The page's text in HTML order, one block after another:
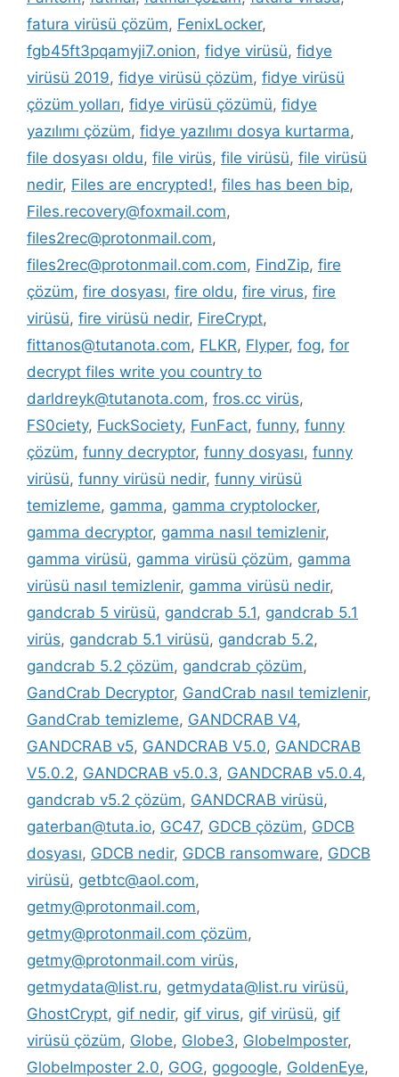
fatura virüsü çözüm, FenixLocker,
fgb45ft3pqamyji7.onion, fidye virüsü, fidye
virüsü 2019, fidye virüsü çözüm, fidye virüsü
çözüm yolları, fidye virüsü çözümü, fidye
yazılımı çözüm, fidye yazılımı dosya kurtarma,
file dosyası oldu, file virüs, file virüsü, file virüsü
nedir, Files are encrypted!, files has been bip,
Files.recovery@foxmail.com,
files2rec@protonmail.com,
files2rec@protonmail.com.com, FindZip, fire
çözüm, fire dosyası, fire oldu, fire virus, fire
virüsü, fire virüsü nedir, FireCrypt,
fittanos@tutanota.com, FLKR, Flyper, fog, for
decrypt files write you country to
darldreyk@tutanota.com, fros.cc virüs,
FS0ciety, FuckSociety, FunFact, funny, funny
çözüm, funny decryptor, funny dosyası, funny
virüsü, funny virüsü nedir, funny virüsü
temizleme, gamma, gamma cryptolocker,
gamma decryptor, gamma nasıl temizlenir,
gamma virüsü, gamma virüsü çözüm, gamma
virüsü nasıl temizlenir, gamma virüsü nedir,
gandcrab 5 virüsü, gandcrab 5.1, gandcrab 5.1
virüs, gandcrab 5.1 virüsü, gandcrab 5.2,
gandcrab 5.2 çözüm, gandcrab çözüm,
GandCrab Decryptor, GandCrab nasıl temizlenir,
GandCrab temizleme, GANDCRAB V4,
GANDCRAB v5, GANDCRAB V5.0, GANDCRAB
V5.0.2, GANDCRAB v5.0.3, GANDCRAB v5.0.4,
gandcrab v5.2 çözüm, GANDCRAB virüsü,
gaterban@tuta.io, GC47, GDCB çözüm, GDCB
dosyası, GDCB nedir, GDCB ransomware, GDCB
virüsü, getbtc@aol.com,
getmy@protonmail.com,
getmy@protonmail.com çözüm,
getmy@protonmail.com virüs,
getmydata@list.ru, getmydata@list.ru virüsü,
GhostCrypt, gif nedir, gif virus, gif virüsü, gif
virüsü çözüm, Globe, Globe3, GlobeImposter,
GlobeImposter 2.0, GOG, gogoogle, GoldenEye,